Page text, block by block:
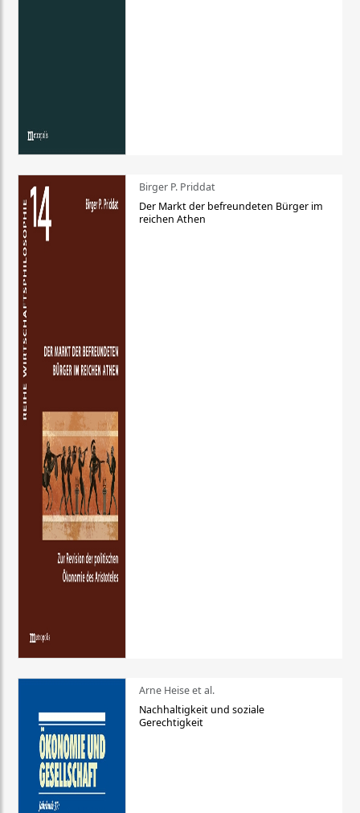
Birger P. Priddat
Der Markt der befreundeten Bürger im
reichen Athen
Arne Heise et al.
Nachhaltigkeit und soziale
Gerechtigkeit